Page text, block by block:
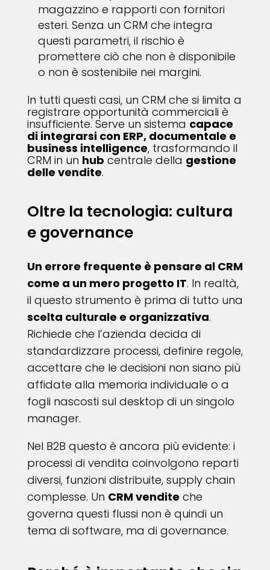
magazzino e rapporti con fornitori
esteri. Senza un CRM che integra
questi parametri, il rischio è
promettere ciò che non è disponibile
o non è sostenibile nei margini.
In tutti questi casi, un CRM che si limita a
registrare opportunità commerciali è
insufficiente. Serve un sistema capace
di integrarsi con ERP, documentale e
business intelligence, trasformando il
CRM in un hub centrale della gestione
delle vendite.
Oltre la tecnologia: cultura
e governance
Un errore frequente è pensare al CRM
come a un mero progetto IT. In realtà,
il questo strumento è prima di tutto una
scelta culturale e organizzativa.
Richiede che l’azienda decida di
standardizzare processi, definire regole,
accettare che le decisioni non siano più
affidate alla memoria individuale o a
fogli nascosti sul desktop di un singolo
manager.
Nel B2B questo è ancora più evidente: i
processi di vendita coinvolgono reparti
diversi, funzioni distribuite, supply chain
complesse. Un CRM vendite che
governa questi flussi non è quindi un
tema di software, ma di governance.